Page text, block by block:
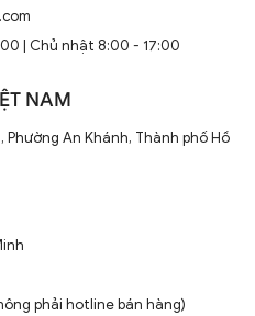
Ngoài Trời Phù Hợp
là rất quan trọng.
đối mặt với những điều kiện thời
độ cao. Do đó, lựa chọn
trọng. Một số chất liệu phổ biến
nhôm đúc, thép không gỉ, và
| Chủ nhật 8:00 - 17:00
NAM
Phường An Khánh, Thành phố Hồ
phải hotline bán hàng)